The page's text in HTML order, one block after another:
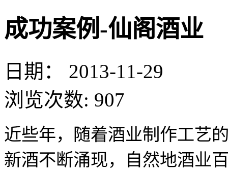
成功案例-仙阁酒业
日期：
2013-11-29
浏览次数: 907
近些年，随着酒业制作工艺
新酒不断涌现，自然地酒业